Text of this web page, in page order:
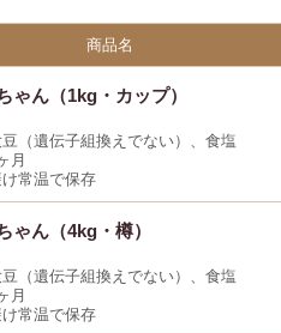
商品名
ゃん（1kg・カップ）
（遺伝子組換えでない）、食塩
月
け常温で保存
ゃん（4kg・樽）
（遺伝子組換えでない）、食塩
月
け常温で保存